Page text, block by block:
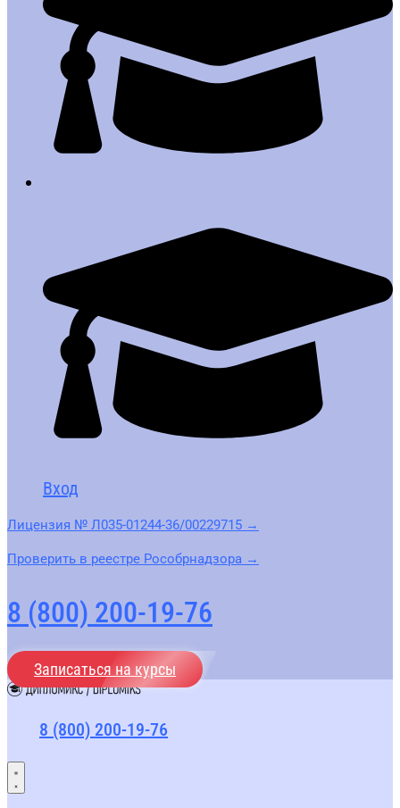
Вход
Лицензия № Л035-01244-36/00229715 →
Проверить в реестре Рособрнадзора →
8 (800) 200-19-76
Записаться на курсы
8 (800) 200-19-76